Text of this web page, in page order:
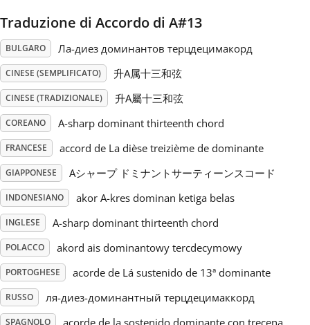
Русский
Tiếng Việt
Türkçe
Українська
简体中文
Traduzione di Accordo di A#13
BULGARO Ла-диез доминантов терцдецимакорд
CINESE (SEMPLIFICATO) 升A属十三和弦
CINESE (TRADIZIONALE) 升A屬十三和弦
COREANO A-sharp dominant thirteenth chord
FRANCESE accord de La dièse treizième de dominante
GIAPPONESE Aシャープ ドミナントサーティーンスコード
INDONESIANO akor A-kres dominan ketiga belas
INGLESE A-sharp dominant thirteenth chord
POLACCO akord ais dominantowy tercdecymowy
PORTOGHESE acorde de Lá sustenido de 13ª dominante
RUSSO ля-диез-доминантный терцдецимаккорд
SPAGNOLO